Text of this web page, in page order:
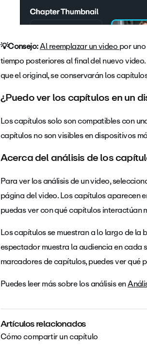
💡Consejo:Al reemplazar un videopor
tiempo posteriores al final del nuevo
que el original, se conservarán los
¿Puedo ver los capítulos en un
Los capítulos solo son compatibles con
capítulos no son visibles en dispositivos
Acerca del análisis de los
Para ver los análisis de un video,
página del video. Los capítulos aparecen
puedas ver con qué capítulos interactúan
Los capítulos se muestran a lo largo de
espectador muestra la audiencia en
marcadores de capítulos, puedes ver
Puedes leer más sobre los análisis en
Artículos relacionados
Cómo compartir un capítulo